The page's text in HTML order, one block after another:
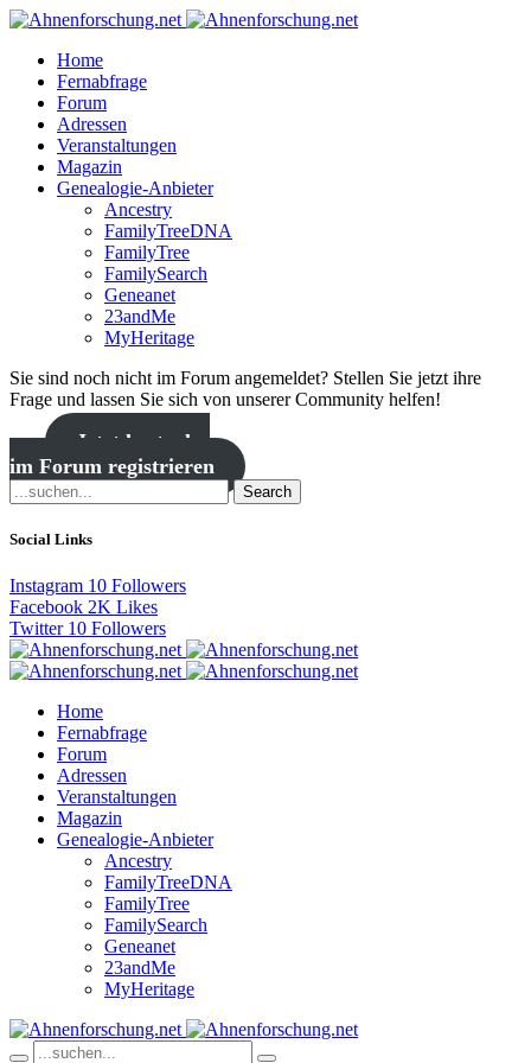
Home
Fernabfrage
Forum
Adressen
Veranstaltungen
Magazin
Genealogie-Anbieter
Ancestry
FamilyTreeDNA
FamilyTree
FamilySearch
Geneanet
23andMe
MyHeritage
Sie sind noch nicht im Forum angemeldet? Stellen Sie jetzt ihre
Frage und lassen Sie sich von unserer Community helfen!
Jetzt kostenlos
im Forum registrieren
Search
Social Links
Instagram 10 Followers
Facebook 2K Likes
Twitter 10 Followers
Home
Fernabfrage
Forum
Adressen
Veranstaltungen
Magazin
Genealogie-Anbieter
Ancestry
FamilyTreeDNA
FamilyTree
FamilySearch
Geneanet
23andMe
MyHeritage